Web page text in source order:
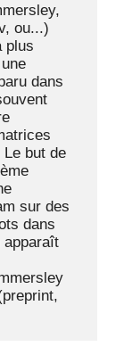
ou...)
plus
dans
but de
sur des
dans
apparaît